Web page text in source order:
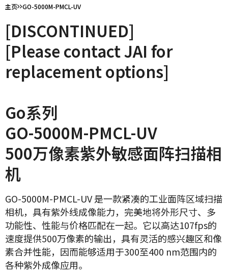
主页 GO-5000M-PMCL-UV
[DISCONTINUED]
[Please contact JAI for
replacement options]
Go系列
GO-5000M-PMCL-UV
500万像素紫外敏感面阵扫描相
机
GO-5000M-PMCL-UV 是一款紧凑的工业面阵区域扫描
相机，具有紫外线成像能力，完美地将外形尺寸、多
功能性、性能与价格匹配在一起。它以高达107fps的
速度提供500万像素的输出，具有灵活的感兴趣区和像
素合并性能，因而能够适用于300至400 nm范围内的
各种紫外成像应用。